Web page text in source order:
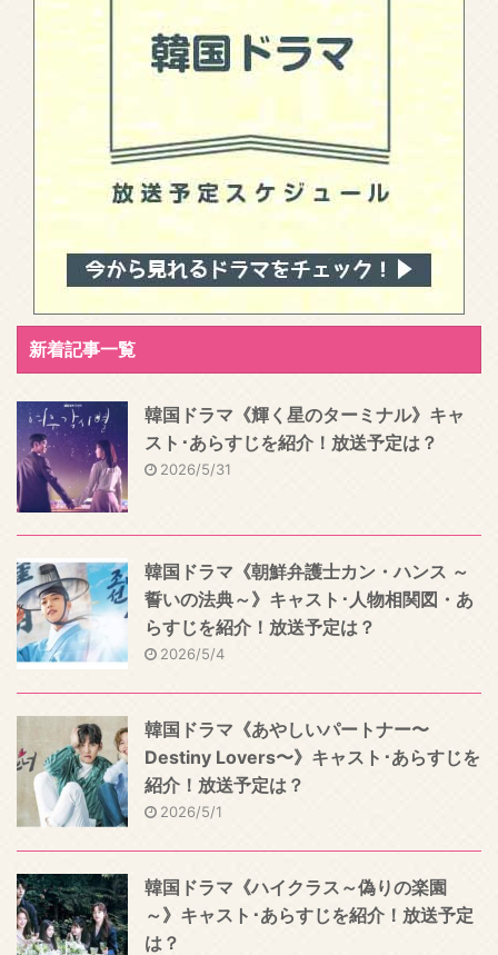
新着記事一覧
韓国ドラマ《輝く星のターミナル》キャ
スト･あらすじを紹介！放送予定は？
2026/5/31
韓国ドラマ《朝鮮弁護士カン・ハンス ～
誓いの法典～》キャスト･人物相関図・あ
らすじを紹介！放送予定は？
2026/5/4
韓国ドラマ《あやしいパートナー〜
Destiny Lovers〜》キャスト･あらすじを
紹介！放送予定は？
2026/5/1
韓国ドラマ《ハイクラス～偽りの楽園
～》キャスト･あらすじを紹介！放送予定
は？